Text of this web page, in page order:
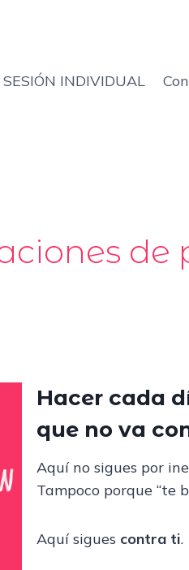
SESIÓN INDIVIDUAL
de
Hacer cada
que no va
Aquí no sigues por
Tampoco porque “te
Aquí sigues contra ti.